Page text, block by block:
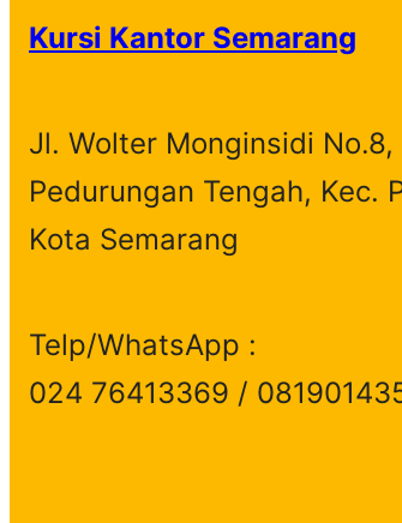
Kursi Kantor Semarang
Jl. Wolter Monginsidi
Pedurungan Tengah, Kec.
Kota Semarang
Telp/WhatsApp :
024 76413369 /